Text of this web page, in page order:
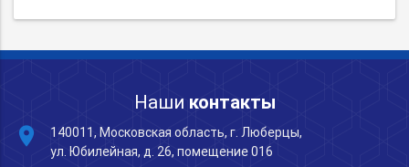
Наши контакты
place
140011, Московская область, г. Люберцы,
ул. Юбилейная, д. 26, помещение 016